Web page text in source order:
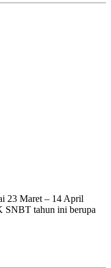
23 Maret – 14 April
SNBT tahun ini berupa